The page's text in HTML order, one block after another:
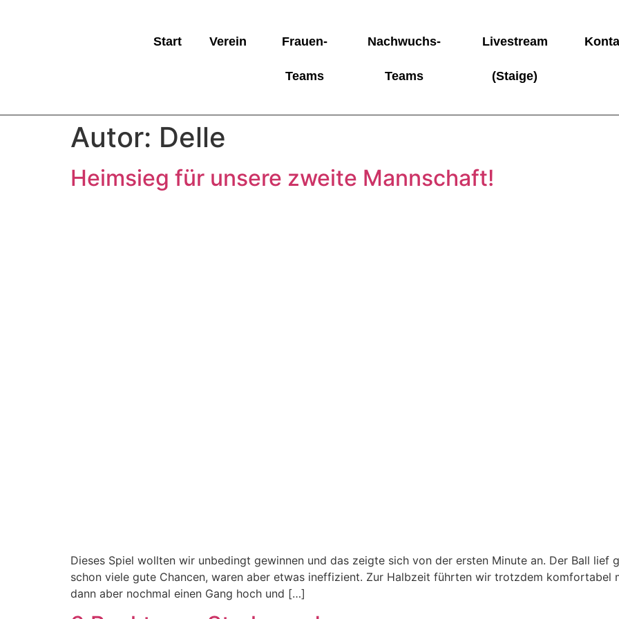
Start Verein Frauen-
Teams
Nachwuchs-
Teams
Livestream
(Staige)
Autor: Delle
Heimsieg für unsere zweite Mannschaft!
Dieses Spiel wollten wir unbedingt gewinnen und das zeigte sich von der ersten Minute an. Der Ball
schon viele gute Chancen, waren aber etwas ineffizient. Zur Halbzeit führten wir trotzdem komfortabel
dann aber nochmal einen Gang hoch und […]